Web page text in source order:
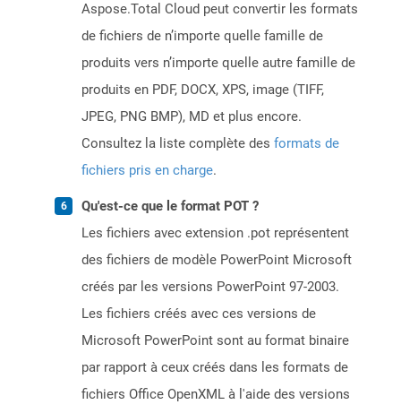
Aspose.Total Cloud peut convertir les formats
de fichiers de n’importe quelle famille de
produits vers n’importe quelle autre famille de
produits en PDF, DOCX, XPS, image (TIFF,
JPEG, PNG BMP), MD et plus encore.
Consultez la liste complète des formats de
fichiers pris en charge.
Qu'est-ce que le format POT ?
Les fichiers avec extension .pot représentent
des fichiers de modèle PowerPoint Microsoft
créés par les versions PowerPoint 97-2003.
Les fichiers créés avec ces versions de
Microsoft PowerPoint sont au format binaire
par rapport à ceux créés dans les formats de
fichiers Office OpenXML à l'aide des versions